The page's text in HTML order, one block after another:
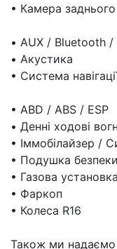
• Камера
• AUX / Bluetooth /
• Акустика
• Система
• ABD / ABS / ESP
• Денні ходові
• Іммобілайзер /
• Подушка
• Газова
• Фаркоп
• Колеса R16
Також ми надаємо